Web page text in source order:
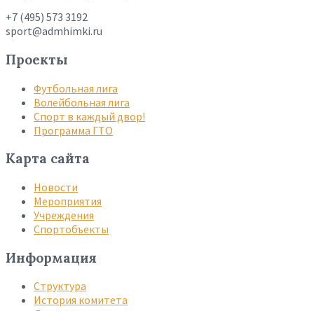
+7 (495) 573 3192
sport@admhimki.ru
Проекты
Футбольная лига
Волейбольная лига
Спорт в каждый двор!
Программа ГТО
Карта сайта
Новости
Мероприятия
Учреждения
Спортобъекты
Информация
Структура
История комитета